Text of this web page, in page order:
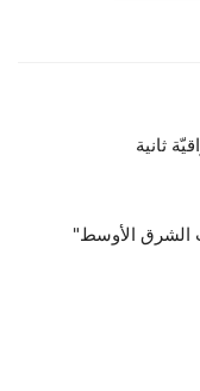
ثانية
الشرق الأوسط"